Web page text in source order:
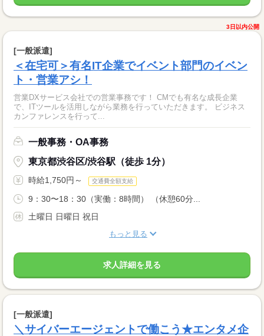
3日以内公開
[一般派遣]
＜在宅可＞有名IT企業でイベント部門のイベン
ト・営業アシ！
営業DXサービス会社での営業事務です！ CMでも有名な成長企業
で、ITツールを活用しながら業務を行っていただきます。 ビジネス
カンファレンスを行って...
一般事務・OA事務
東京都渋谷区/渋谷駅（徒歩 1分）
時給1,750円～ 交通費全額支給
9：30〜18：30（実働：8時間） （休憩60分...
土曜日 日曜日 祝日
もっと見る
求人詳細を見る
[一般派遣]
＼サイバーエージェントで働こう★エンタメ企